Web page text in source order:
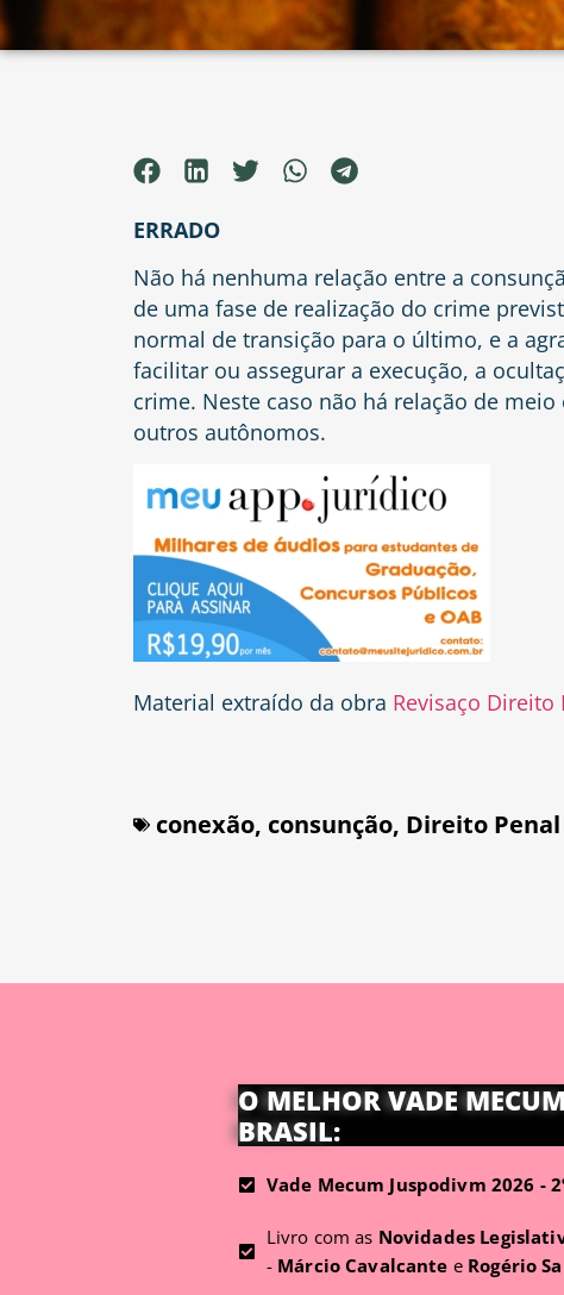
ERRADO
Não há nenhuma relação entre a
de uma fase de realização do crime
normal de transição para o último, e a
facilitar ou assegurar a execução, a
crime. Neste caso não há relação de
outros autônomos.
Material extraído da obra Revisaço Direito
conexão, consunção, Direito Penal
O MELHOR VADE
BRASIL:
Vade Mecum Juspodivm 2026 -
Livro com as Novidades
- Márcio Cavalcante e Rogério